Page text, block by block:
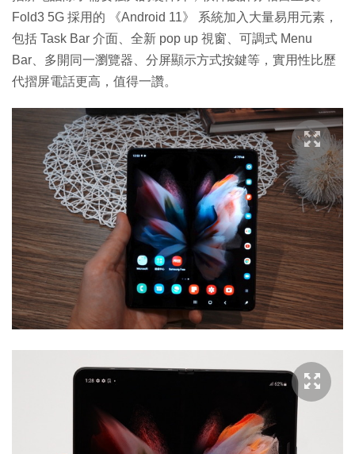
Fold3 5G 採用的 《Android 11》 系統加入大量易用元素，
包括 Task Bar 介面、全新 pop up 視窗、可調式 Menu
Bar、多開同一瀏覽器、分屏顯示方式按鍵等，實用性比歷
代摺屏電話更高，值得一讚。